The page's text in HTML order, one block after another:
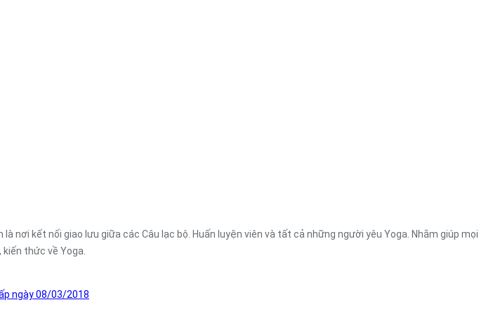
nơi kết nối giao lưu giữa các Câu lạc bộ. Huấn luyện viên và tất cả những người yêu Yoga. Nhằm giúp mọi
thức về Yoga.
ngày 08/03/2018